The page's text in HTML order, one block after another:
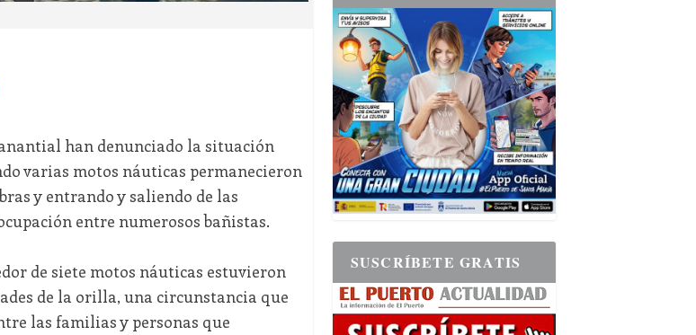
han denunciado la situación
varias motos náuticas permanecieron
y entrando y saliendo de las
entre numerosos bañistas.
de siete motos náuticas estuvieron
de la orilla, una circunstancia que
las familias y personas que
SUSCRÍBETE GRATIS